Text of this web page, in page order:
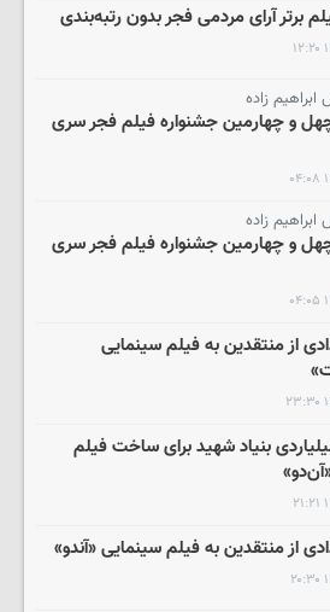
زاده
و چهارمین جشنواره فیلم فجر سری
زاده
و چهارمین جشنواره فیلم فجر سری
از منتقدین به فیلم سینمایی
۱۰ میلیاردی بنیاد شهید برای ساخت فیلم
از منتقدین به فیلم سینمایی «آندو»